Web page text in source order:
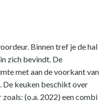
Binnen tref je de hal
zich bevindt. De
met aan de voorkant van
De keuken beschikt over
(o.a. 2022) een combi